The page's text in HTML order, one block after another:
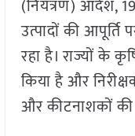
(नियंत्रण) आदेश,
उत्पादों की आपूर्ति
रहा है। राज्यों के
किया है और
और कीटनाशकों की